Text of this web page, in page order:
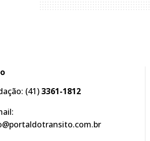
(41)3361-1812